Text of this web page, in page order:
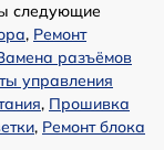
следующие
, Ремонт
разъёмов
управления
, Прошивка
, Ремонт блока